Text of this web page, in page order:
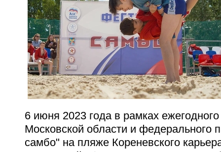
6 июня 2023 года в рамках
Московской области и федерального
самбо" на пляже Кореневского